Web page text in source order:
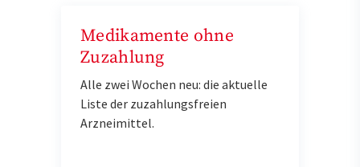
Medikamente ohne
Zuzahlung
Alle zwei Wochen neu: die aktuelle
Liste der zuzahlungsfreien
Arzneimittel.